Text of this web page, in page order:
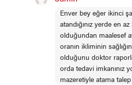
Enver bey eğer ikinci
atandığınız yerde en
olduğundan maalesef
oranın ikliminin
olduğunu doktor
orda tedavi imkanınız
mazeretiyle atama